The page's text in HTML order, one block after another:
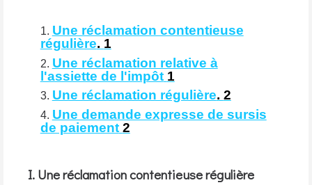
Une réclamation contentieuse
régulière. 1
Une réclamation relative à
l'assiette de l'impôt 1
Une réclamation régulière. 2
Une demande expresse de sursis
de paiement 2
I. Une réclamation contentieuse régulière